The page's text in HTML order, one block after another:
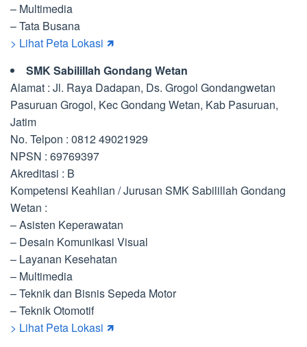
– Multimedia
– Tata Busana
> Lihat Peta Lokasi 🡽
SMK Sabilillah Gondang Wetan
Alamat : Jl. Raya Dadapan, Ds. Grogol Gondangwetan
Pasuruan Grogol, Kec Gondang Wetan, Kab Pasuruan,
Jatim
No. Telpon : 0812 49021929
NPSN : 69769397
Akreditasi : B
Kompetensi Keahlian / Jurusan SMK Sabilillah Gondang
Wetan :
– Asisten Keperawatan
– Desain Komunikasi Visual
– Layanan Kesehatan
– Multimedia
– Teknik dan Bisnis Sepeda Motor
– Teknik Otomotif
> Lihat Peta Lokasi 🡽